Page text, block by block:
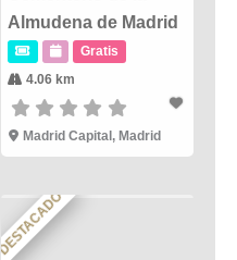
Almudena de Madrid
Gratis
4.06 km
Madrid Capital , Madrid
DESTACADO